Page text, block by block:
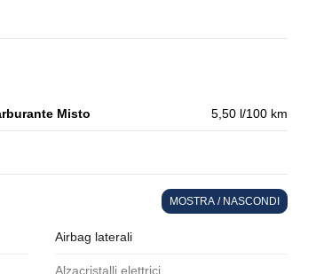
Misto 5,50 l/100 km
MOSTRA / NASCONDI
Airbag laterali
Alzacristalli elettrici